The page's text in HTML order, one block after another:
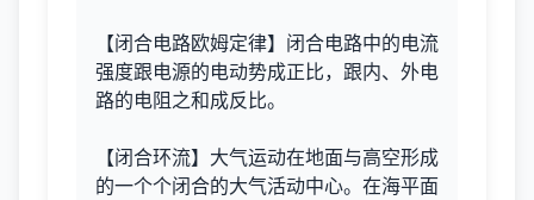
【闭合电路欧姆定律】闭合电路中的电流
强度跟电源的电动势成正比，跟内、外电
路的电阻之和成反比。
【闭合环流】大气运动在地面与高空形成
的一个个闭合的大气活动中心。在海平面